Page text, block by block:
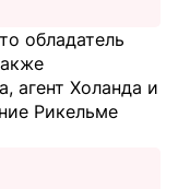
обладатель
агент Холанда и
Рикельме